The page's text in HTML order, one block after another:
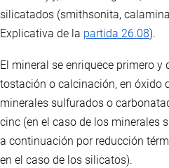
silicatados (smithsonita,
Explicativa de la partida 26.08).
El mineral se enriquece primero
tostación o calcinación, en óxido
minerales sulfurados o
cinc (en el caso de los minerales
a continuación por reducción
en el caso de los silicatos).